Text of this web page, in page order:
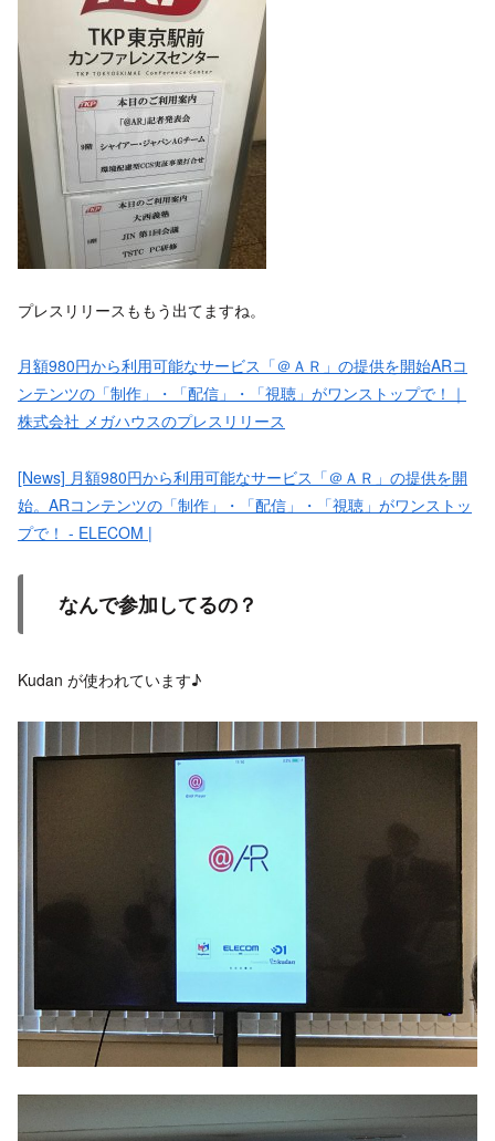
プレスリリースももう出てますね。
月額980円から利用可能なサービス「＠ＡＲ」の提供を開始ARコ
ンテンツの「制作」・「配信」・「視聴」がワンストップで！｜
株式会社 メガハウスのプレスリリース
[News] 月額980円から利用可能なサービス「＠ＡＲ」の提供を開
始。ARコンテンツの「制作」・「配信」・「視聴」がワンストッ
プで！ - ELECOM |
なんで参加してるの？
Kudan が使われています♪